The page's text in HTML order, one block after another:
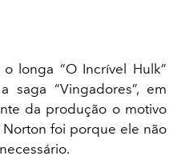
longa “O Incrível Hulk”
saga “Vingadores”, em
da produção o motivo
foi porque ele não